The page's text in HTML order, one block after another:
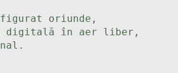
oriunde,
digitală în aer liber,